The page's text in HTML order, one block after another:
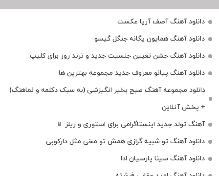
دانلود آهنگ آصف آریا عکست
دانلود آهنگ همایون یگانه جنگل گیسو
دانلود آهنگ جشن تعیین جنسیت جدید و ترند روز برای کلیپ
دانلود آهنگ پیانو معروف جدید مجموعه بهترین ها
دانلود مجموعه آهنگ صبح بخیر انگیزشی (به سبک دکلمه و نماهنگ)
+ پخش آنلاین
آهنگ تولد جدید اینستاگرامی برای استوری و ریلز 📱
دانلود آهنگ تو شبیه گرازی همش تو مخی مثل دارکوبی
دانلود آهنگ سینا پارسیان ادا